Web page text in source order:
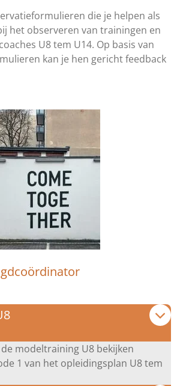
die je helpen als
het observeren van trainingen en
U8 tem U14. Op basis van
kan je hen gericht feedback
de modeltraining U8 bekijken
1 van het opleidingsplan U8 tem